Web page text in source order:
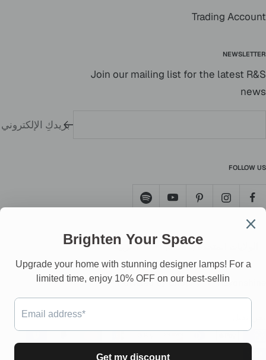
Trading Account
NEWSLETTER
Join our mailing list for the latest R&S
news
بريدكِ الإلكتروني
FOLLOW US
الولايات المتحدة (USD $) اللغهالعربية
Rayonshine
Powered by Shopify